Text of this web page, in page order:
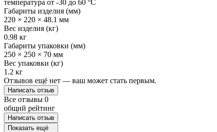
температура от -30 до 60 °C
Габариты изделия (мм)
220 × 220 × 48.1 мм
Вес изделия (кг)
0.98 кг
Габариты упаковки (мм)
250 × 250 × 70 мм
Вес упаковки (кг)
1.2 кг
Отзывов ещё нет — ваш может стать первым.
Написать отзыв
Все отзывы 0
общий рейтинг
Написать отзыв
Показать ещё